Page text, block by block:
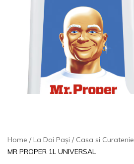
Home La Doi Pași
Casa si Curatenie
MR PROPER 1L UNIVERSAL